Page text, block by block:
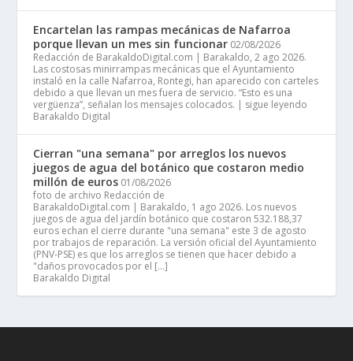
Encartelan las rampas mecánicas de Nafarroa
porque llevan un mes sin funcionar 02/08/2026
Redacción de BarakaldoDigital.com | Barakaldo, 2 ago 2026.
Las costosas minirrampas mecánicas que el Ayuntamiento
instaló en la calle Nafarroa, Rontegi, han aparecido con carteles
debido a que llevan un mes fuera de servicio. “Esto es una
vergüenza”, señalan los mensajes colocados. | sigue leyendo
Barakaldo Digital
Cierran "una semana" por arreglos los nuevos
juegos de agua del botánico que costaron medio
millón de euros 01/08/2026
foto de archivo Redacción de
BarakaldoDigital.com | Barakaldo, 1 ago 2026. Los nuevos
juegos de agua del jardín botánico que costaron 532.188,37
euros echan el cierre durante "una semana" este 3 de agosto
por trabajos de reparación. La versión oficial del Ayuntamiento
(PNV-PSE) es que los arreglos se tienen que hacer debido a
"daños provocados por el […]
Barakaldo Digital